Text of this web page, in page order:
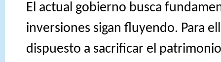
El actual gobierno busca
inversiones sigan fluyendo. Para
dispuesto a sacrificar el